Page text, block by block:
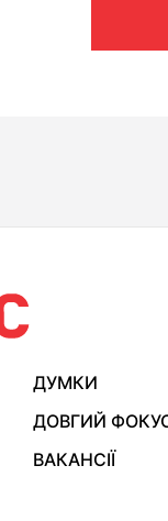
ДУМКИ
ДОВГИЙ
ВАКАНСІЇ